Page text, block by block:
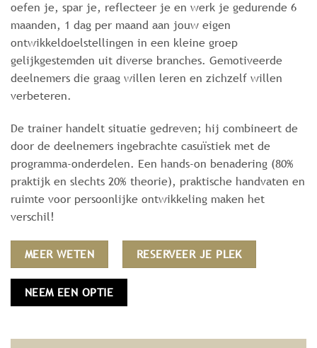
oefen je, spar je, reflecteer je en werk je gedurende 6
maanden, 1 dag per maand aan jouw eigen
ontwikkeldoelstellingen in een kleine groep
gelijkgestemden uit diverse branches. Gemotiveerde
deelnemers die graag willen leren en zichzelf willen
verbeteren.
De trainer handelt situatie gedreven; hij combineert de
door de deelnemers ingebrachte casuïstiek met de
programma-onderdelen. Een hands-on benadering (80%
praktijk en slechts 20% theorie), praktische handvaten en
ruimte voor persoonlijke ontwikkeling maken het
verschil!
MEER WETEN RESERVEER JE PLEK
NEEM EEN OPTIE